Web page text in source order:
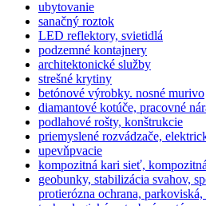
ubytovanie
sanačný roztok
LED reflektory, svietidlá
podzemné kontajnery
architektonické služby
strešné krytiny
betónové výrobky. nosné murivo
diamantové kotúče, pracovné
podlahové rošty, konštrukcie
priemyslené rozvádzače,
upevňpvacie
kompozitná kari sieť,
geobunky, stabilizácia svahov,
protierózna ochrana,